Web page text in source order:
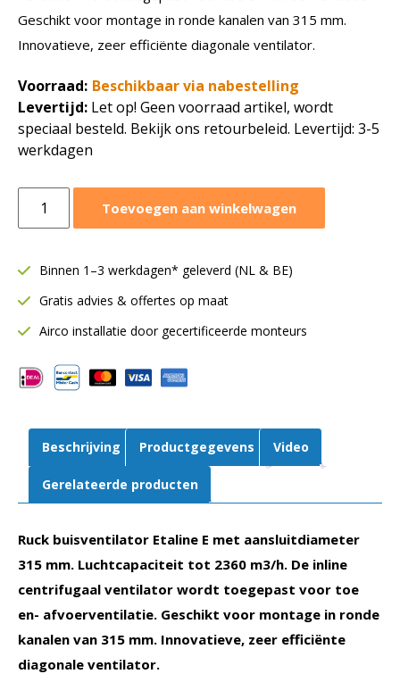
Geschikt voor montage in ronde kanalen van 315 mm.
Innovatieve, zeer efficiënte diagonale ventilator.
Voorraad: Beschikbaar via nabestelling
Levertijd: Let op! Geen voorraad artikel, wordt
speciaal besteld. Bekijk ons retourbeleid. Levertijd: 3-5
werkdagen
buisventilator
mm
|
m3/h
|
315
Toevoegen aan winkelwagen
Binnen 1–3 werkdagen* geleverd (NL & BE)
Gratis advies & offertes op maat
Airco installatie door gecertificeerde monteurs
Beschrijving Productgegevens Video
Gerelateerde producten
Ruck buisventilator Etaline E met aansluitdiameter
315 mm. Luchtcapaciteit tot 2360 m3/h. De inline
centrifugaal ventilator wordt toegepast voor toe
en- afvoerventilatie. Geschikt voor montage in ronde
kanalen van 315 mm. Innovatieve, zeer efficiënte
diagonale ventilator.